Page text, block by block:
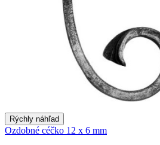
Rýchly náhľad
Ozdobné céčko 12 x 6 mm